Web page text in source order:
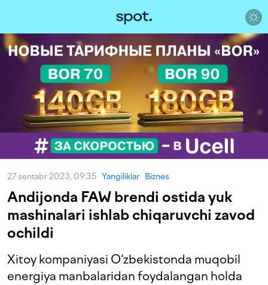
27 sentabr 2023, 09:35 Yangiliklar Biznes
Andijonda FAW brendi ostida yuk
mashinalari ishlab chiqaruvchi zavod
ochildi
Xitoy kompaniyasi O‘zbekistonda muqobil
energiya manbalaridan foydalangan holda